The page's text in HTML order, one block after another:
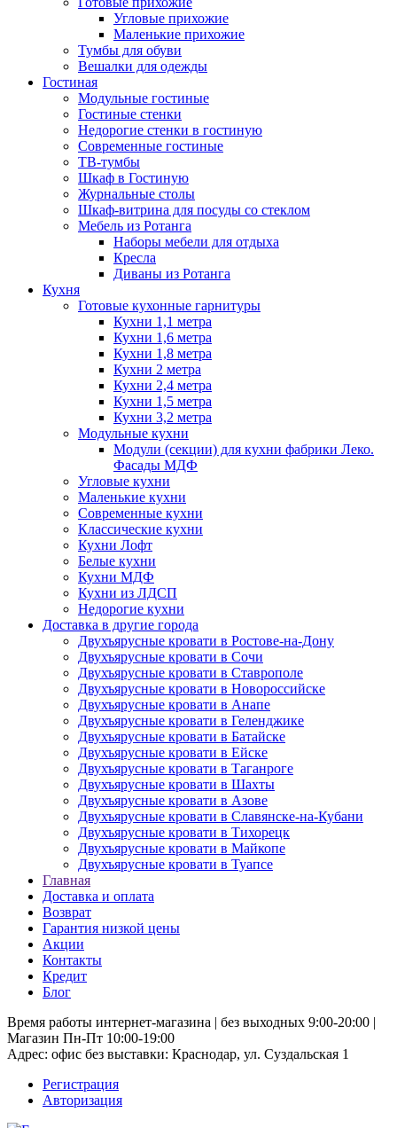
Угловые прихожие
Маленькие прихожие
Тумбы для обуви
Вешалки для одежды
Гостиная
Модульные гостиные
Гостиные стенки
Недорогие стенки в гостиную
Современные гостиные
ТВ-тумбы
Шкаф в Гостиную
Журнальные столы
Шкаф-витрина для посуды со стеклом
Мебель из Ротанга
Наборы мебели для отдыха
Кресла
Диваны из Ротанга
Кухня
Готовые кухонные гарнитуры
Кухни 1,1 метра
Кухни 1,6 метра
Кухни 1,8 метра
Кухни 2 метра
Кухни 2,4 метра
Кухни 1,5 метра
Кухни 3,2 метра
Модульные кухни
Модули (секции) для кухни фабрики Леко.
Фасады МДФ
Угловые кухни
Маленькие кухни
Современные кухни
Классические кухни
Кухни Лофт
Белые кухни
Кухни МДФ
Кухни из ЛДСП
Недорогие кухни
Доставка в другие города
Двухъярусные кровати в Ростове-на-Дону
Двухъярусные кровати в Сочи
Двухъярусные кровати в Ставрополе
Двухъярусные кровати в Новороссийске
Двухъярусные кровати в Анапе
Двухъярусные кровати в Геленджике
Двухъярусные кровати в Батайске
Двухъярусные кровати в Ейске
Двухъярусные кровати в Таганроге
Двухъярусные кровати в Шахты
Двухъярусные кровати в Азове
Двухъярусные кровати в Славянске-на-Кубани
Двухъярусные кровати в Тихорецк
Двухъярусные кровати в Майкопе
Двухъярусные кровати в Туапсе
Главная
Доставка и оплата
Возврат
Гарантия низкой цены
Акции
Контакты
Кредит
Блог
Время работы интернет-магазина | без выходных 9:00-20:00 |
Магазин Пн-Пт 10:00-19:00
Адрес: офис без выставки: Краснодар, ул. Суздальская 1
Регистрация
Авторизация